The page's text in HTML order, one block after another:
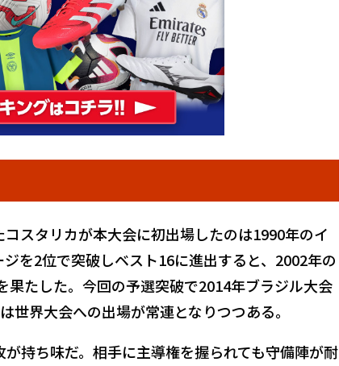
スタリカが本大会に初出場したのは1990年のイ
を2位で突破しベスト16に進出すると、2002年の
果たした。今回の予選突破で2014年ブラジル大会
界大会への出場が常連となりつつある。
持ち味だ。相手に主導権を握られても守備陣が耐